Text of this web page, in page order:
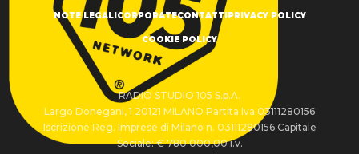
NOTE LEGALI CORPORATECONTATTI PRIVACY POLICY
COOKIE POLICY
RADIO STUDIO 105 S.p.A.
Largo Donegani, 1 20121 MILANO Partita Iva 03111280156
Iscrizione Reg. Imprese di Milano n. 03111280156 Capitale
Sociale: € 780.000,00 i.v.